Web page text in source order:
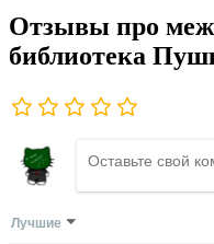
Отзывы про
библиотека
Лучшие